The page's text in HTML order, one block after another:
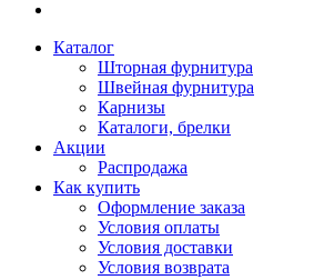
Каталог
Шторная фурнитура
Швейная фурнитура
Карнизы
Каталоги, брелки
Акции
Распродажа
Как купить
Оформление заказа
Условия оплаты
Условия доставки
Условия возврата